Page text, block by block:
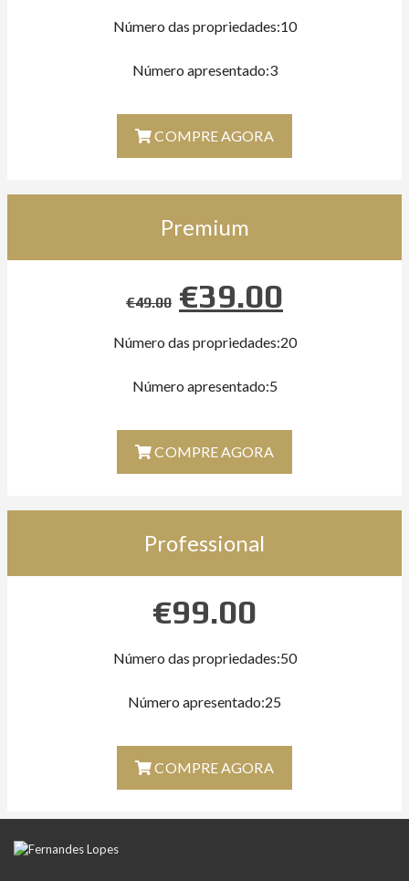
Número das propriedades:10
Número apresentado:3
COMPRE AGORA
Premium
€49.00 €39.00
Número das propriedades:20
Número apresentado:5
COMPRE AGORA
Professional
€99.00
Número das propriedades:50
Número apresentado:25
COMPRE AGORA